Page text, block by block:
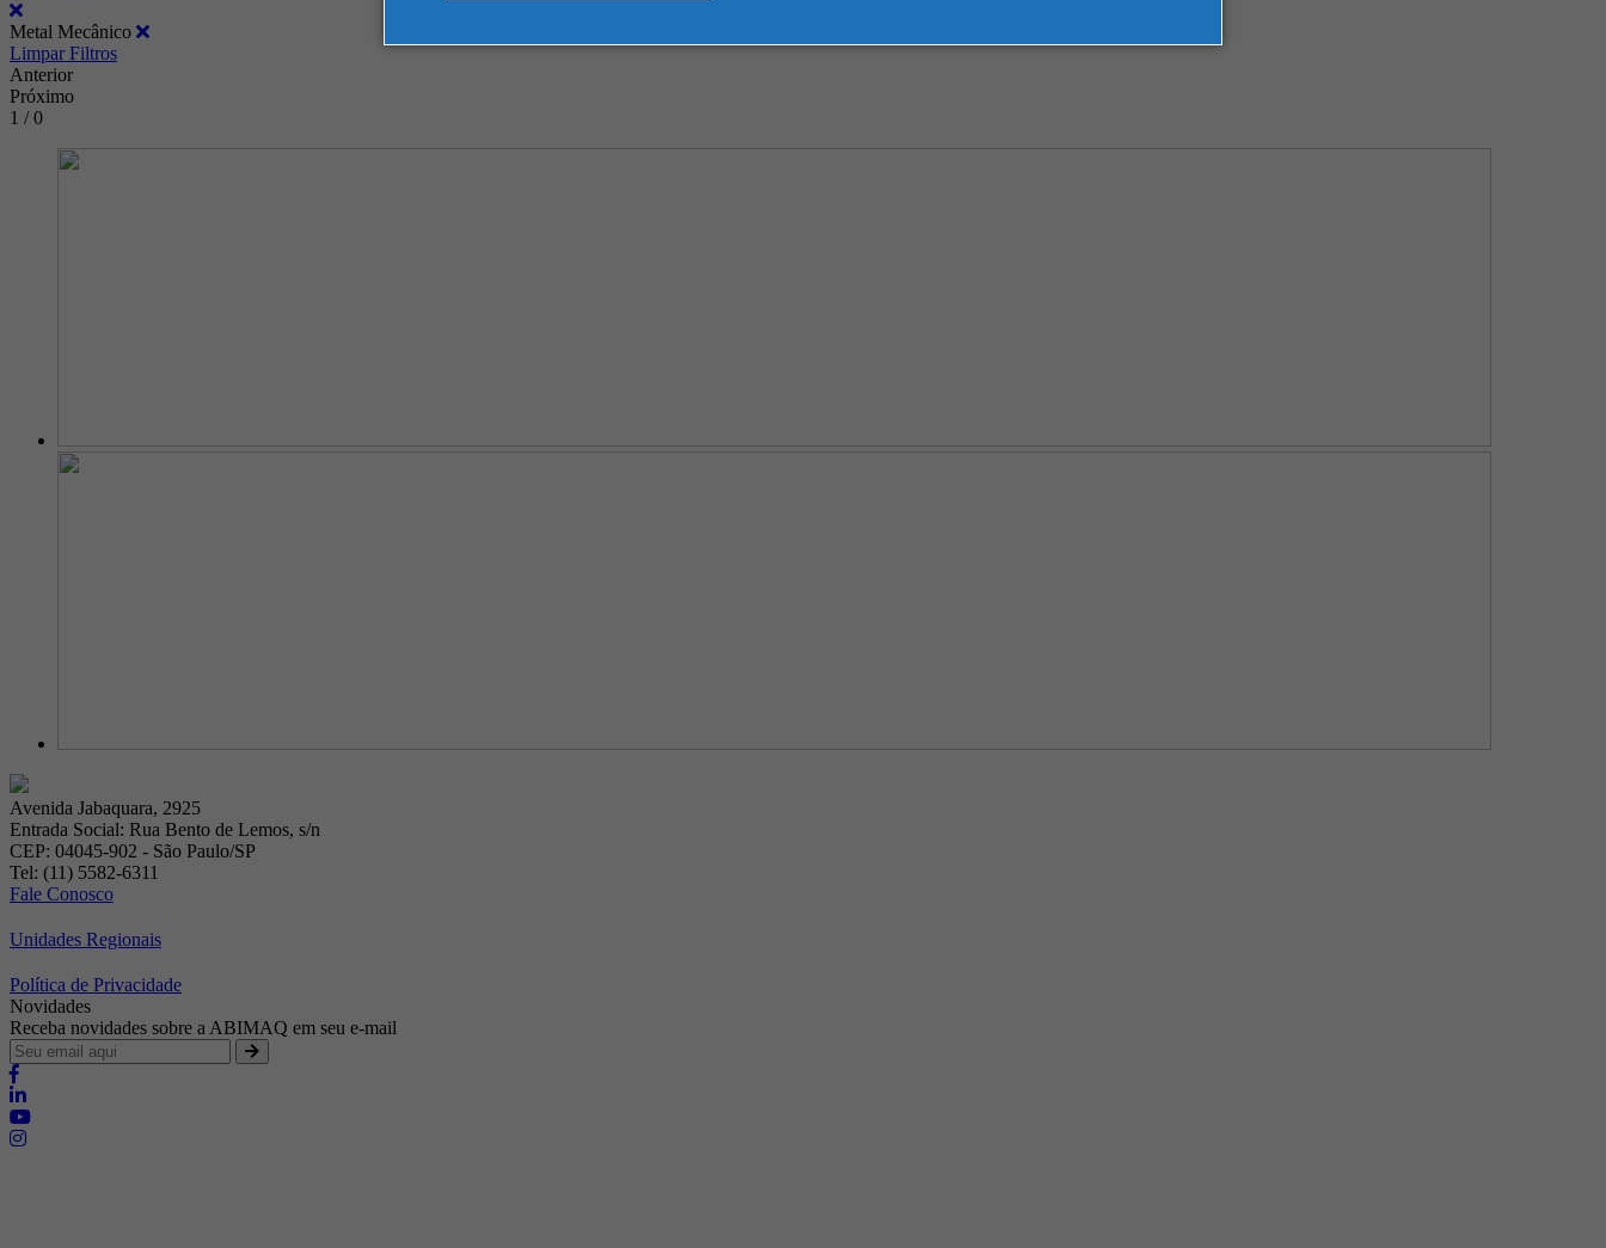
Metal Mecânico
Limpar Filtros
Anterior
Próximo
1 / 0
Avenida Jabaquara, 2925
Entrada Social: Rua Bento de Lemos, s/n
CEP: 04045-902 - São Paulo/SP
Tel: (11) 5582-6311
Fale Conosco
Unidades Regionais
Política de Privacidade
Novidades
Receba novidades sobre a ABIMAQ em seu e-mail